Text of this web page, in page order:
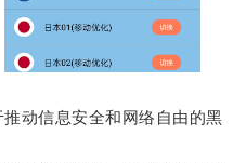
动信息安全和网络自由的黑